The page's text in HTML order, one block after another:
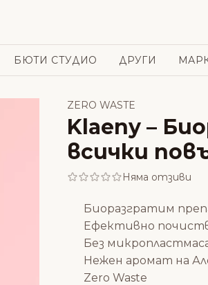
БЮТИ СТУДИО ДРУГИ
ZERO WASTE
Klaeny –
всички
Няма отзиви
Биоразгратим
Ефективно
Без
Нежен аромат на
Zero Waste